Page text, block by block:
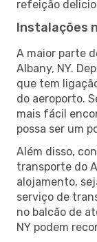
refeição
Instalações
A maior parte
Albany, NY.
que tem
do aeroporto.
mais fácil
possa ser um
Além disso,
transporte do
alojamento,
serviço de
no balcão de
NY podem